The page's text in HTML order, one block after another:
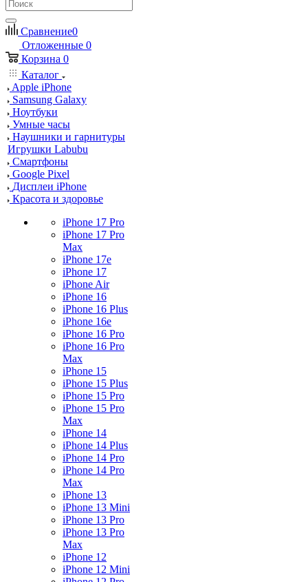
Сравнение0
Отложенные 0
Корзина 0
Каталог
Apple iPhone
Samsung Galaxy
Ноутбуки
Умные часы
Наушники и гарнитуры
Игрушки Labubu
Смартфоны
Google Pixel
Дисплеи iPhone
Красота и здоровье
iPhone 17 Pro
iPhone 17 Pro
Max
iPhone 17e
iPhone 17
iPhone Air
iPhone 16
iPhone 16 Plus
iPhone 16e
iPhone 16 Pro
iPhone 16 Pro
Max
iPhone 15
iPhone 15 Plus
iPhone 15 Pro
iPhone 15 Pro
Max
iPhone 14
iPhone 14 Plus
iPhone 14 Pro
iPhone 14 Pro
Max
iPhone 13
iPhone 13 Mini
iPhone 13 Pro
iPhone 13 Pro
Max
iPhone 12
iPhone 12 Mini